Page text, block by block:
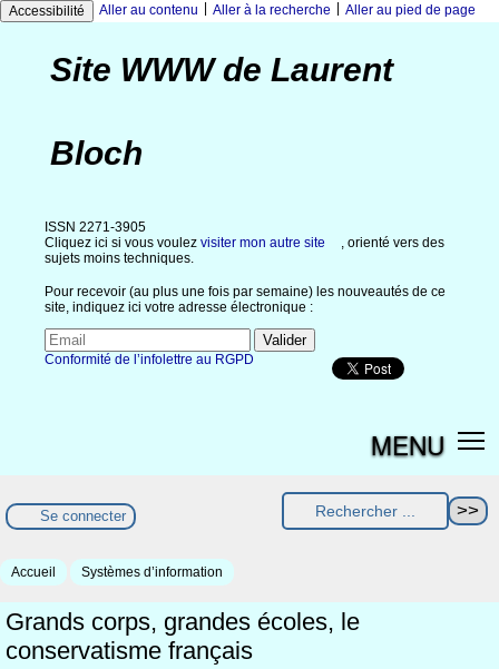
Accessibilité Aller au contenu Aller à la recherche Aller au pied de page
Site WWW de Laurent
Bloch
ISSN 2271-3905
Cliquez ici si vous voulez visiter mon autre site
, orienté vers des
sujets moins techniques.
Pour recevoir (au plus une fois par semaine) les nouveautés de ce
site, indiquez ici votre adresse électronique :
Conformité de l’infolettre au RGPD
MENU
Se connecter
Accueil Systèmes d’information
Grands corps, grandes écoles, le
conservatisme français